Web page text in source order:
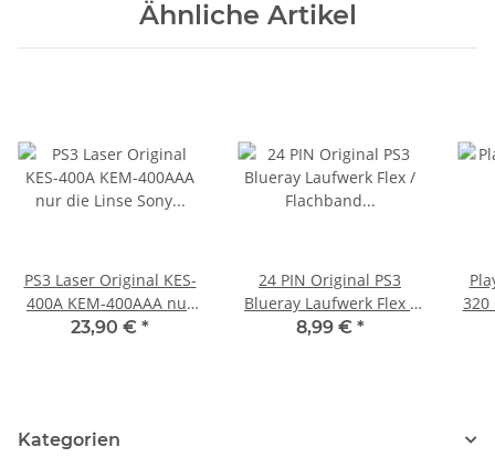
Ähnliche Artikel
PS3 Laser Original KES-
400A KEM-400AAA nur
die Linse Sony
23,90 € *
24 PIN Original PS3
Blueray Laufwerk Flex /
Flachband Kabel für 410
8,99 € *
320
Kategorien